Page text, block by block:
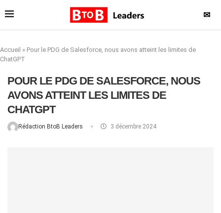
✉
Accueil » Pour le PDG de Salesforce, nous avons atteint les limites de
ChatGPT
POUR LE PDG DE SALESFORCE, NOUS
AVONS ATTEINT LES LIMITES DE
CHATGPT
Rédaction BtoB Leaders 3 décembre 2024